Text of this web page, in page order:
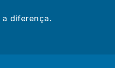
diferença.